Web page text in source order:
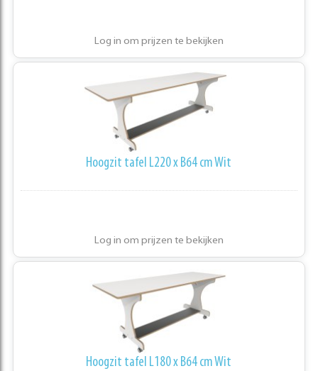
Log in om prijzen te bekijken
Hoogzit tafel L220 x B64 cm Wit
Log in om prijzen te bekijken
Hoogzit tafel L180 x B64 cm Wit